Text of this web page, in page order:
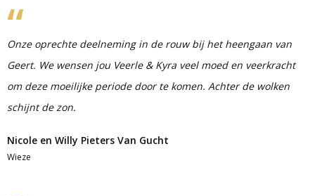
Onze oprechte deelneming in de rouw bij het heengaan van
Geert. We wensen jou Veerle & Kyra veel moed en veerkracht
om deze moeilijke periode door te komen. Achter de wolken
schijnt de zon.
Nicole en Willy Pieters Van Gucht
Wieze